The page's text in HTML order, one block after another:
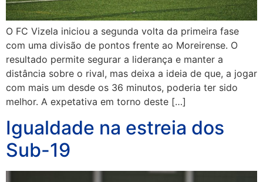
O FC Vizela iniciou a segunda volta da primeira fase
com uma divisão de pontos frente ao Moreirense. O
resultado permite segurar a liderança e manter a
distância sobre o rival, mas deixa a ideia de que, a jogar
com mais um desde os 36 minutos, poderia ter sido
melhor. A expetativa em torno deste […]
Igualdade na estreia dos
Sub-19